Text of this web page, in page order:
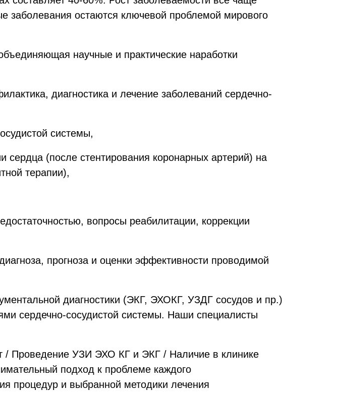
заболевания остаются ключевой проблемой мирового
научные и практические наработки
диагностика и лечение заболеваний сердечно-
системы,
(после стентирования коронарных артерий) на
терапии),
вопросы реабилитации, коррекции
прогноза и оценки эффективности проводимой
диагностики (ЭКГ, ЭХОКГ, УЗДГ сосудов и пр.)
сердечно-сосудистой системы. Наши специалисты
Проведение УЗИ ЭХО КГ и ЭКГ / Наличие в клинике
подход к проблеме каждого
процедур и выбранной методики лечения